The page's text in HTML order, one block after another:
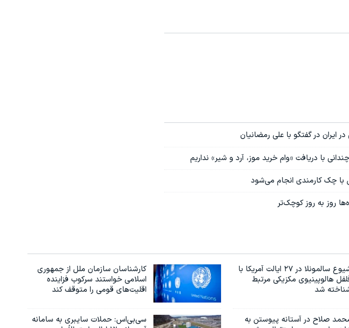
ایران در گفتگو با علی رمضانیان
با دریافت «وام خرید موز، آرد و شیر» نداریم
روز به روز کوچک‌تر
شیوع سالمونلا در ۲۷ ایالت آمریکا با
هالوپینیوی مکزیکی مرتبط
شد
کارشناسان سازمان ملل از جمهوری
اسلامی خواستند سرکوب فزاینده
اقلیت‌های قومی را متوقف کند
صلاح در آستانه پیوستن به
سی‌بی‌اس: حملات سایبری به سامانه